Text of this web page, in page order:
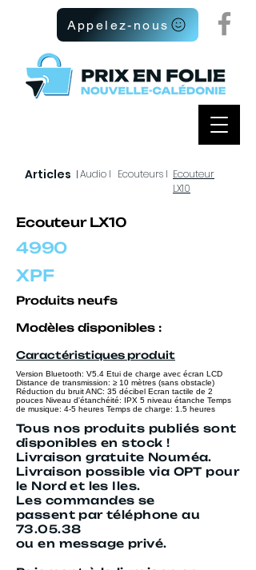
Appelez-nous
Articles IAudio I Ecouteurs I Ecouteur
LX10
Ecouteur LX10
4990
XPF
Produits neufs
Modèles disponibles :
Caractéristiques produit
Version Bluetooth: V5.4 Etui de charge avec écran LCD
Distance de transmission: ≥ 10 mètres (sans obstacle)
Réduction du bruit ANC: 35 décibel Ecran tactile de 2
pouces Niveau d'étanchéité: IPX 5 niveau étanche Temps
de musique: 4-5 heures Temps de charge: 1.5 heures
Tous nos produits publiés sont
disponibles en stock !
Livraison gratuite Nouméa.
Livraison possible via OPT pour
le Nord et les Iles.
Les commandes se
passentpar téléphone au
73.05.38
ou en message privé.